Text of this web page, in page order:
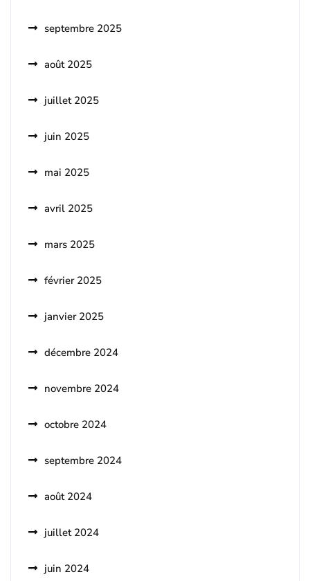
septembre 2025
août 2025
juillet 2025
juin 2025
mai 2025
avril 2025
mars 2025
février 2025
janvier 2025
décembre 2024
novembre 2024
octobre 2024
septembre 2024
août 2024
juillet 2024
juin 2024